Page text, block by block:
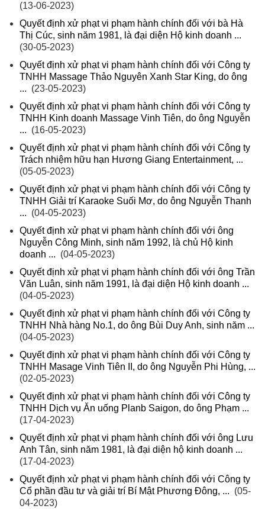
(13-06-2023)
Quyết định xử phạt vi phạm hành chính đối với bà Hà
Thị Cúc, sinh năm 1981, là đại diện Hộ kinh doanh ...
(30-05-2023)
Quyết định xử phạt vi phạm hành chính đối với Công ty
TNHH Massage Thảo Nguyên Xanh Star King, do ông
... (23-05-2023)
Quyết định xử phạt vi phạm hành chính đối với Công ty
TNHH Kinh doanh Massage Vinh Tiên, do ông Nguyễn
... (16-05-2023)
Quyết định xử phạt vi phạm hành chính đối với Công ty
Trách nhiệm hữu hạn Hương Giang Entertainment, ...
(05-05-2023)
Quyết định xử phạt vi phạm hành chính đối với Công ty
TNHH Giải trí Karaoke Suối Mơ, do ông Nguyễn Thanh
... (04-05-2023)
Quyết định xử phạt vi phạm hành chính đối với ông
Nguyễn Công Minh, sinh năm 1992, là chủ Hộ kinh
doanh ... (04-05-2023)
Quyết định xử phạt vi phạm hành chính đối với ông Trần
Văn Luân, sinh năm 1991, là đại diện Hộ kinh doanh ...
(04-05-2023)
Quyết định xử phạt vi phạm hành chính đối với Công ty
TNHH Nhà hàng No.1, do ông Bùi Duy Anh, sinh năm ...
(04-05-2023)
Quyết định xử phạt vi phạm hành chính đối với Công ty
TNHH Masage Vinh Tiên II, do ông Nguyễn Phi Hùng, ...
(02-05-2023)
Quyết định xử phạt vi phạm hành chính đối với Công ty
TNHH Dịch vụ Ăn uống Planb Saigon, do ông Phạm ...
(17-04-2023)
Quyết định xử phạt vi phạm hành chính đối với ông Lưu
Anh Tân, sinh năm 1981, là đại diện hộ kinh doanh ...
(17-04-2023)
Quyết định xử phạt vi phạm hành chính đối với Công ty
Cổ phần đầu tư và giải trí Bí Mật Phương Đông, ... (05-
04-2023)